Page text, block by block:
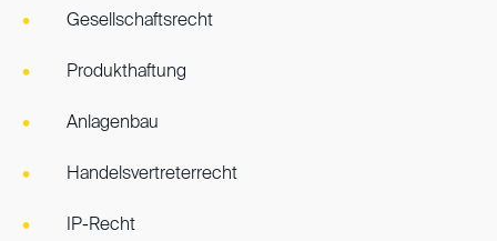
Gesellschaftsrecht
Produkthaftung
Anlagenbau
Handelsvertreterrecht
IP-Recht